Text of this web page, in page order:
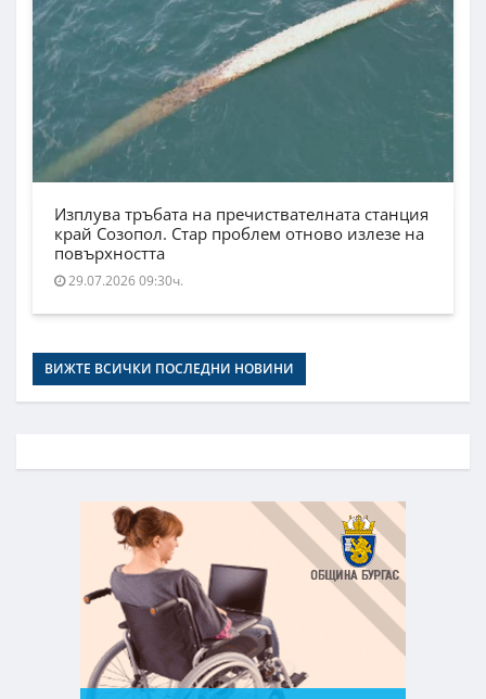
Изплува тръбата на пречиствателната станция
край Созопол. Стар проблем отново излезе на
повърхността
29.07.2026 09:30ч.
ВИЖТЕ ВСИЧКИ ПОСЛЕДНИ НОВИНИ